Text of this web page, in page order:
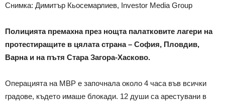
Снимка: Димитър Кьосемарлиев, Investor Media Group
Полицията премахна през нощта палатковите лагери на
протестиращите в цялата страна – София, Пловдив,
Варна и на пътя Стара Загора-Хасково.
Операцията на МВР е започнала около 4 часа във всички
градове, където имаше блокади. 12 души са арестувани в